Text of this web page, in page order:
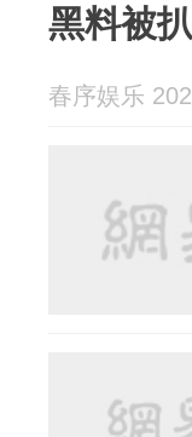
黑料被
春序娱乐